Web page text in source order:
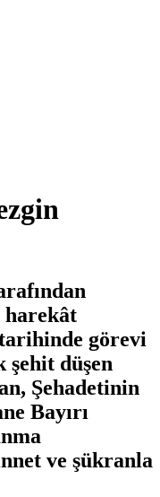
harekât
görevi
şehit düşen
Şehadetinin
Bayırı
ve şükranla